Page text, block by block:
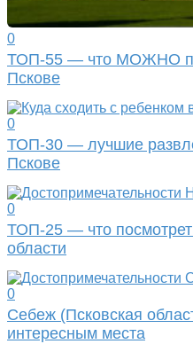
0
ТОП-55 — что МОЖНО
Пскове
0
ТОП-30 — лучшие
Пскове
0
ТОП-25 — что
области
0
Себеж (Псковская
интересным места